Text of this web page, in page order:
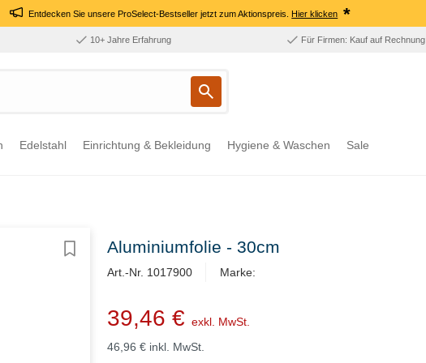
Entdecken Sie unsere ProSelect-Bestseller jetzt zum Aktionspreis.Hier klicken *
10+ Jahre Erfahrung Für Firmen: Kauf auf Rechnung
Edelstahl Einrichtung & Bekleidung Hygiene & Waschen Sale
Aluminiumfolie - 30cm
Art.-Nr. 1017900 Marke:
39,46 € exkl. MwSt.
46,96 € inkl. MwSt.